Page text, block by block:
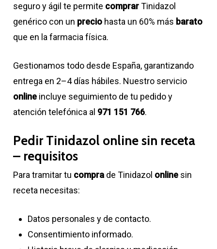
seguro y ágil te permite comprarTinidazol
genérico con un preciohasta un 60% más barato
que en la farmacia física.
Gestionamos todo desde España, garantizando
entrega en 2–4 días hábiles. Nuestro servicio
onlineincluye seguimiento de tu pedido y
atención telefónica al 971 151 766.
Pedir Tinidazol online sin receta
– requisitos
Para tramitar tu comprade Tinidazol onlinesin
receta necesitas:
Datos personales y de contacto.
Consentimiento informado.